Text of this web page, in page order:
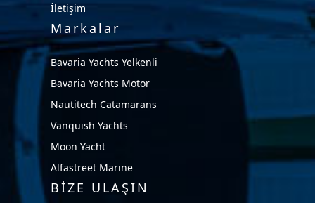
İletişim
Markalar
Bavaria Yachts Yelkenli
Bavaria Yachts Motor
Nautitech Catamarans
Vanquish Yachts
Moon Yacht
Alfastreet Marine
BİZE ULAŞIN